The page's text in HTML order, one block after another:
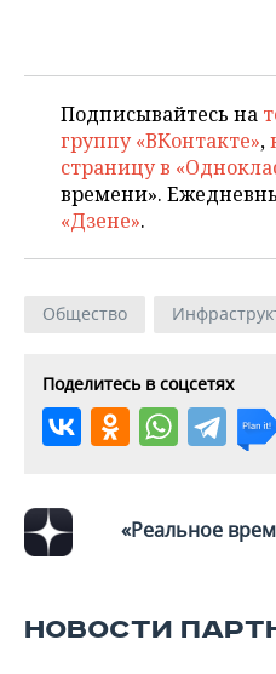
Подписывайтесь на
группу «ВКонтакте»,
страницу в
времени».
«Дзене».
Общество
Поделитесь в соцсетях
«Реальное
НОВОСТИ